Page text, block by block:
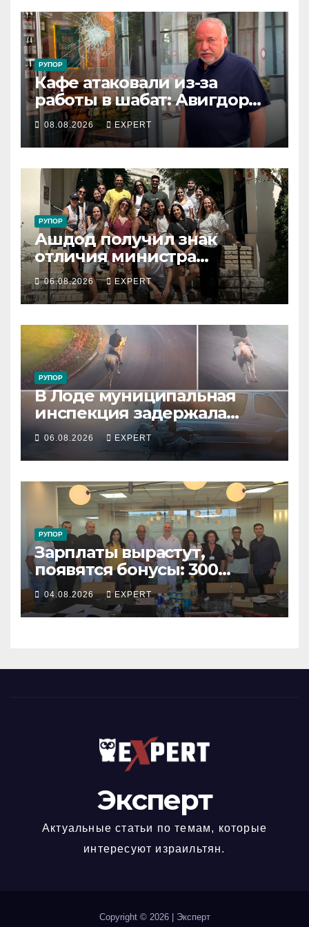
РУПОР
Кафе атаковали из-за
работы в шабат: Авигдор
Либерман приехал
поддержать владельцев
08.08.2026 EXPERT
РУПОР
Ашдод получил знак
отличия министра
обороны за поддержку
резервистов
06.08.2026 EXPERT
РУПОР
В Лоде муниципальная
инспекция задержала
подростка, устроившего
опасную скачку на лошади
по улицам города
06.08.2026 EXPERT
РУПОР
Зарплаты вырастут,
появятся бонусы: 300
сотрудников «Штраус»
получили новый
коллективный договор
04.08.2026 EXPERT
Эксперт
Актуальные статьи по темам, которые
интересуют израильтян.
Copyright © 2026 Эксперт